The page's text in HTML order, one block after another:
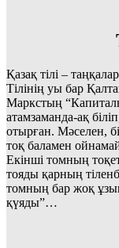
Қазақ тілі –
Тілінің уы бар
Маркстың
атамзаманда-ақ
отырған. Мәселен,
тоқ баламен
Екінші томның
тояды қарның
томның бар жоқ
қүяды”…